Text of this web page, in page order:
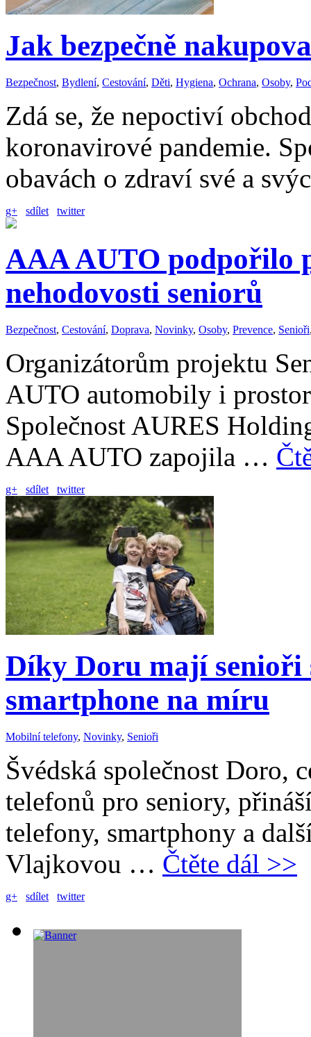
Jak bezpečně
Bezpečnost, Bydlení, Cestování, Děti, Hygiena, Ochrana, Osoby,
Zdá se, že nepoctiví
koronavirové pandemie.
obavách o zdraví své a
g+ sdílet twitter
AAA AUTO podpořilo
nehodovosti seniorů
Bezpečnost, Cestování, Doprava, Novinky, Osoby, Prevence, Senioři
Organizátorům projektu
AUTO automobily i
Společnost AURES
AAA AUTO zapojila …
g+ sdílet twitter
Díky Doru mají senioři
smartphone na míru
Mobilní telefony, Novinky, Senioři
Švédská společnost Doro,
telefonů pro seniory,
telefony, smartphony a
Vlajkovou … Čtěte dál >>
g+ sdílet twitter